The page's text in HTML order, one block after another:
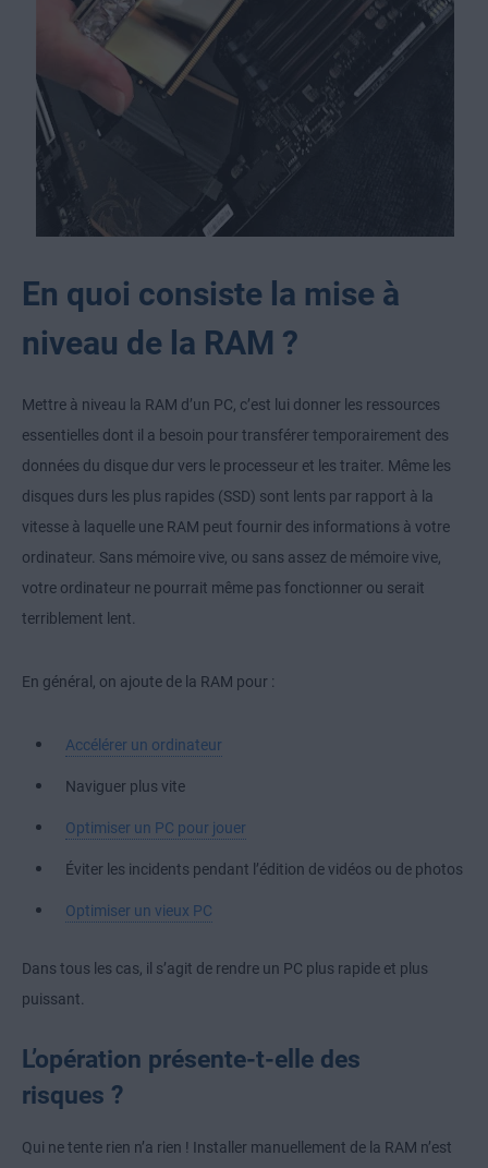
En quoi consiste la mise à
niveau de la RAM ?
Mettre à niveau la RAM d’un PC, c’est lui donner les ressources
essentielles dont il a besoin pour transférer temporairement des
données du disque dur vers le processeur et les traiter. Même les
disques durs les plus rapides (SSD) sont lents par rapport à la
vitesse à laquelle une RAM peut fournir des informations à votre
ordinateur. Sans mémoire vive, ou sans assez de mémoire vive,
votre ordinateur ne pourrait même pas fonctionner ou serait
terriblement lent.
En général, on ajoute de la RAM pour :
Accélérer un ordinateur
Naviguer plus vite
Optimiser un PC pour jouer
Éviter les incidents pendant l’édition de vidéos ou de photos
Optimiser un vieux PC
Dans tous les cas, il s’agit de rendre un PC plus rapide et plus
puissant.
L’opération présente-t-elle des
risques ?
Qui ne tente rien n’a rien ! Installer manuellement de la RAM n’est